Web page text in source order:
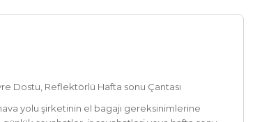
Dostu, Reflektörlü Hafta sonu Çantası
yolu şirketinin el bagajı gereksinimlerine